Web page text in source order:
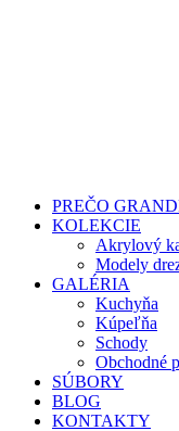
PREČO
KOLEKCIE
Akrylový
Modely
GALÉRIA
Kuchyňa
Kúpeľňa
Schody
Obchodné
SÚBORY
BLOG
KONTAKTY